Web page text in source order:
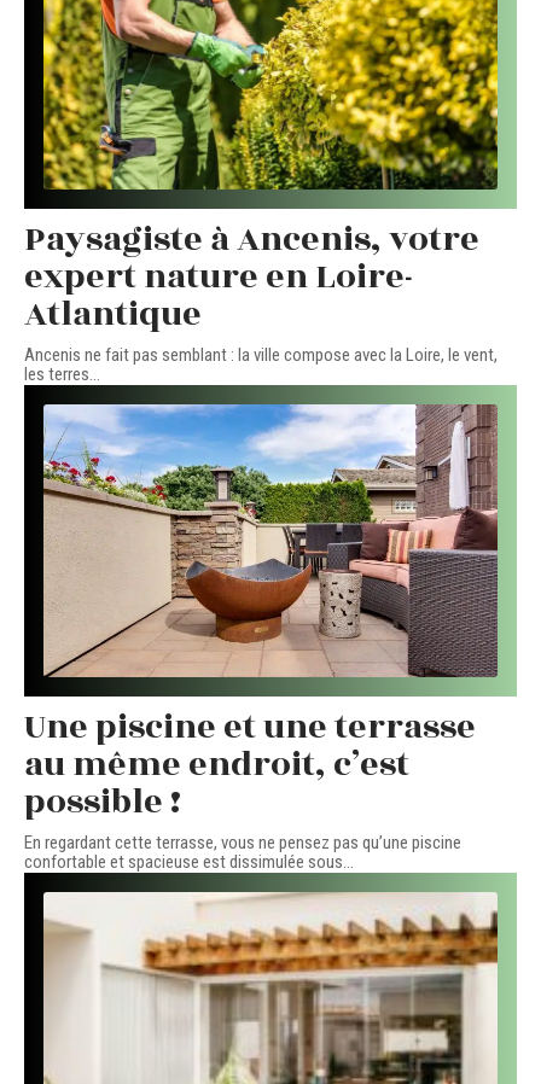
Paysagiste à Ancenis, votre
expert nature en Loire-
Atlantique
Ancenis ne fait pas semblant : la ville compose avec la Loire, le vent,
les terres…
Une piscine et une terrasse
au même endroit, c’est
possible !
En regardant cette terrasse, vous ne pensez pas qu’une piscine
confortable et spacieuse est dissimulée sous…